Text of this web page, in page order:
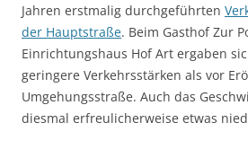
Jahren erstmalig durchgeführten
der Hauptstraße. Beim Gasthof Zur
Einrichtungshaus Hof Art ergaben
geringere Verkehrsstärken als vor
Umgehungsstraße. Auch das
diesmal erfreulicherweise etwas